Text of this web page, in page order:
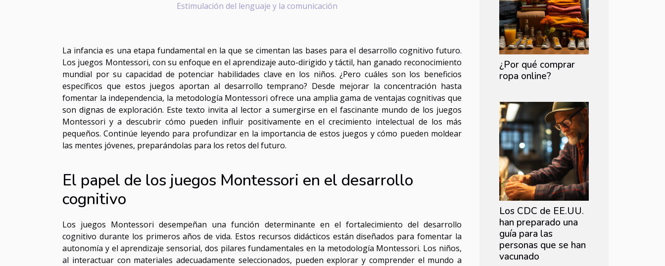
Estimulación del lenguaje y la comunicación
La infancia es una etapa fundamental en la que se cimentan las bases para el desarrollo cognitivo futuro.
Los juegos Montessori, con su enfoque en el aprendizaje auto-dirigido y táctil, han ganado reconocimiento
mundial por su capacidad de potenciar habilidades clave en los niños. ¿Pero cuáles son los beneficios
específicos que estos juegos aportan al desarrollo temprano? Desde mejorar la concentración hasta
fomentar la independencia, la metodología Montessori ofrece una amplia gama de ventajas cognitivas que
son dignas de exploración. Este texto invita al lector a sumergirse en el fascinante mundo de los juegos
Montessori y a descubrir cómo pueden influir positivamente en el crecimiento intelectual de los más
pequeños. Continúe leyendo para profundizar en la importancia de estos juegos y cómo pueden moldear
las mentes jóvenes, preparándolas para los retos del futuro.
El papel de los juegos Montessori en el desarrollo
cognitivo
Los juegos Montessori desempeñan una función determinante en el fortalecimiento del desarrollo
cognitivo durante los primeros años de vida. Estos recursos didácticos están diseñados para fomentar la
autonomía y el aprendizaje sensorial, dos pilares fundamentales en la metodología Montessori. Los niños,
al interactuar con materiales adecuadamente seleccionados, pueden explorar y comprender el mundo a
¿Por qué comprar
ropa online?
Los CDC de EE.UU.
han preparado una
guía para las
personas que se han
vacunado